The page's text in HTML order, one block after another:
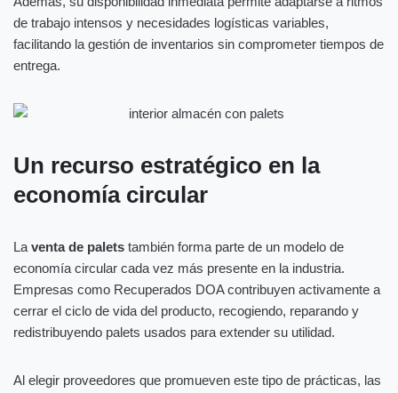
de trabajo intensos y necesidades logísticas variables,
facilitando la gestión de inventarios sin comprometer tiempos de
entrega.
Un recurso estratégico en la
economía circular
La venta de palets también forma parte de un modelo de
economía circular cada vez más presente en la industria.
Empresas como Recuperados DOA contribuyen activamente a
cerrar el ciclo de vida del producto, recogiendo, reparando y
redistribuyendo palets usados para extender su utilidad.
Al elegir proveedores que promueven este tipo de prácticas, las